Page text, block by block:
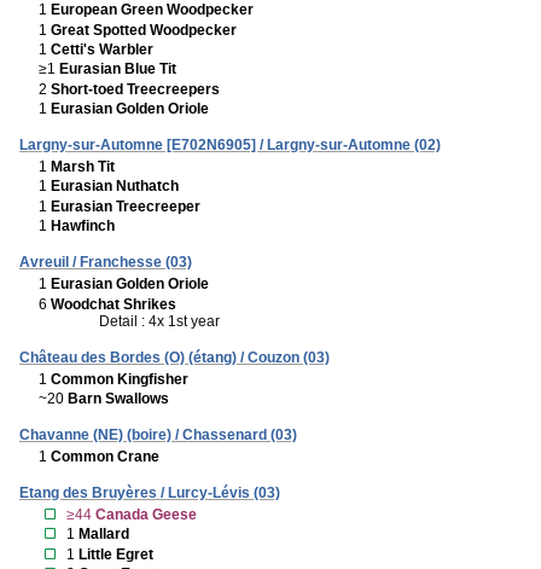
1 European Green Woodpecker
1 Great Spotted Woodpecker
1 Cetti's Warbler
≥1 Eurasian Blue Tit
2 Short-toed Treecreepers
1 Eurasian Golden Oriole
Largny-sur-Automne [E702N6905] / Largny-sur-Automne (02)
1 Marsh Tit
1 Eurasian Nuthatch
1 Eurasian Treecreeper
1 Hawfinch
Avreuil / Franchesse (03)
1 Eurasian Golden Oriole
6 Woodchat Shrikes
Detail : 4x 1st year
Château des Bordes (O) (étang) / Couzon (03)
1 Common Kingfisher
~20 Barn Swallows
Chavanne (NE) (boire) / Chassenard (03)
1 Common Crane
Etang des Bruyères / Lurcy-Lévis (03)
≥44 Canada Geese
1 Mallard
1 Little Egret